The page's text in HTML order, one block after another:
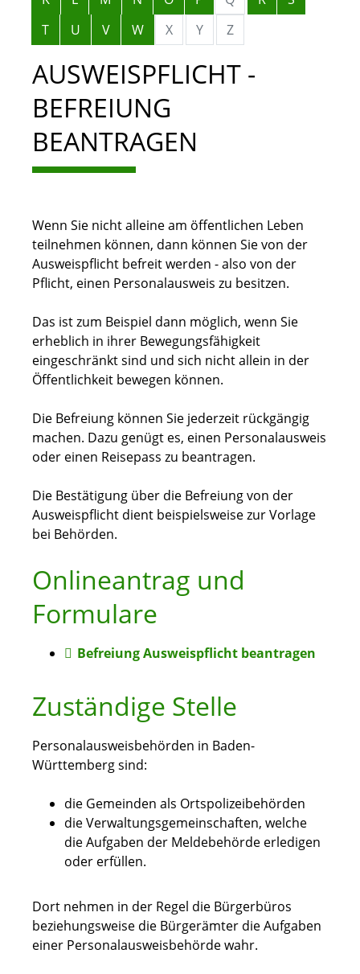
T
U V W X Y Z
AUSWEISPFLICHT -
BEFREIUNG
BEANTRAGEN
Wenn Sie nicht alleine am öffentlichen Leben
teilnehmen können, dann können Sie von der
Ausweispflicht befreit werden - also von der
Pflicht, einen Personalausweis zu besitzen.
Das ist zum Beispiel dann möglich, wenn Sie
erheblich in ihrer Bewegungsfähigkeit
eingeschränkt sind und sich nicht allein in der
Öffentlichkeit bewegen können.
Die Befreiung können Sie jederzeit rückgängig
machen. Dazu genügt es, einen Personalausweis
oder einen Reisepass zu beantragen.
Die Bestätigung über die Befreiung von der
Ausweispflicht dient beispielsweise zur Vorlage
bei Behörden.
Onlineantrag und
Formulare
Befreiung Ausweispflicht beantragen
Zuständige Stelle
Personalausweisbehörden in Baden-
Württemberg sind:
die Gemeinden als Ortspolizeibehörden
die Verwaltungsgemeinschaften, welche
die Aufgaben der Meldebehörde erledigen
oder erfüllen.
Dort nehmen in der Regel die Bürgerbüros
beziehungsweise die Bürgerämter die Aufgaben
einer Personalausweisbehörde wahr.